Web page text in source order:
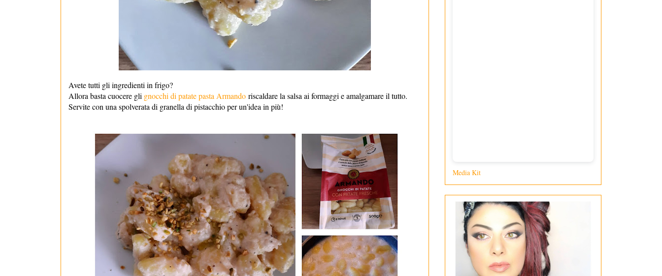
Avete tutti gli ingredienti in frigo?
Allora basta cuocere gli gnocchi di patate pasta Armando riscaldare la salsa ai formaggi e amalgamare il tutto.
Servite con una spolverata di granella di pistacchio per un'idea in più!
Media Kit